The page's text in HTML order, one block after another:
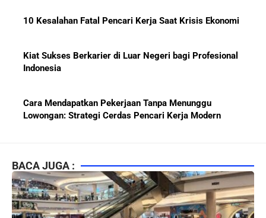
10 Kesalahan Fatal Pencari Kerja Saat Krisis Ekonomi
Kiat Sukses Berkarier di Luar Negeri bagi Profesional
Indonesia
Cara Mendapatkan Pekerjaan Tanpa Menunggu
Lowongan: Strategi Cerdas Pencari Kerja Modern
bagi Fresh Graduate
10 Lembaga Sertifikasi IT Paling Terkenal di Dunia dan
Paling Diakui di Indonesia
BACA JUGA :